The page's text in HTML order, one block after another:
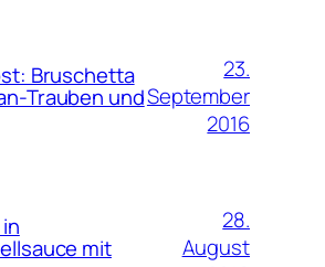
Bruschetta
Trauben und
23.
September
2016
mit
28.
August